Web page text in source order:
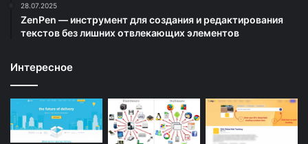
28.07.2025
ZenPen — инструмент для создания и редактирования
текстов без лишних отвлекающих элементов
Интересное